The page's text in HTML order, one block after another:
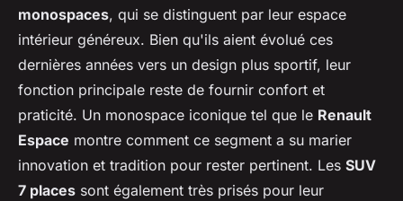
monospaces, qui se distinguent par leur espace
intérieur généreux. Bien qu'ils aient évolué ces
dernières années vers un design plus sportif, leur
fonction principale reste de fournir confort et
praticité. Un monospace iconique tel que le Renault
Espace montre comment ce segment a su marier
innovation et tradition pour rester pertinent. Les SUV
7 places sont également très prisés pour leur